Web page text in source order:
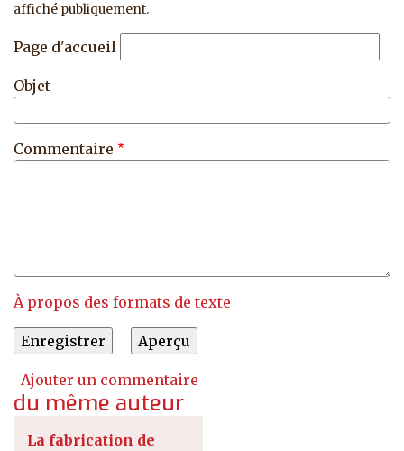
affiché publiquement.
Page d'accueil
Objet
Commentaire
À propos des formats de texte
Ajouter un commentaire
du même auteur
La fabrication de